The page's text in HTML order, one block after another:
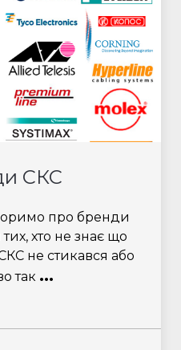
СКС
про бренди
хто не знає що
не стикався або
так ...